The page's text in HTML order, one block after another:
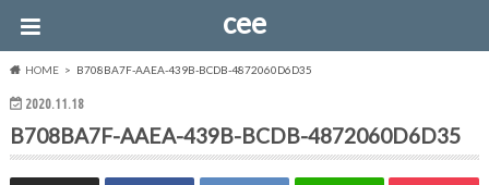
cee
HOME B708BA7F-AAEA-439B-BCDB-4872060D6D35
2020.11.18
B708BA7F-AAEA-439B-BCDB-4872060D6D35